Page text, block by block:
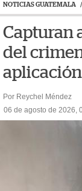
NOTICIAS GUATEMALA /
Capturan
del
aplicación
Por Reychel Méndez
06 de agosto de 2026,